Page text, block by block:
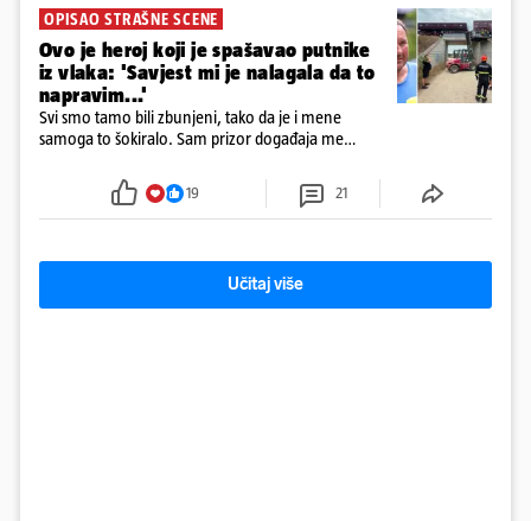
OPISAO STRAŠNE SCENE
Ovo je heroj koji je spašavao putnike
iz vlaka: 'Savjest mi je nalagala da to
napravim...'
Svi smo tamo bili zbunjeni, tako da je i mene
samoga to šokiralo. Sam prizor događaja me
19 21
Učitaj više